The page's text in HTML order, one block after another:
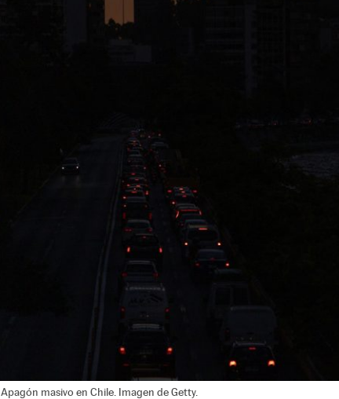
Apagón masivo en Chile. Imagen de Getty.